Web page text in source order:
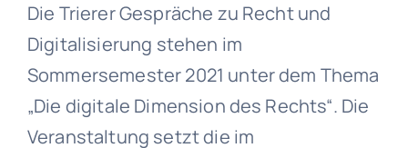
Die Trierer Gespräche zu Recht und
Digitalisierung stehen im
Sommersemester 2021 unter dem Thema
„Die digitale Dimension des Rechts“. Die
Veranstaltung setzt die im